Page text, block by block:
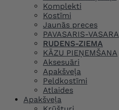
Komplekti
Kostīmi
Jaunās preces
PAVASARIS-VASARA
RUDENS-ZIEMA
KĀZU PIEŅEMŠANA
Aksesuāri
Apakšveļa
Peldkostīmi
Atlaides
Apakšveļa